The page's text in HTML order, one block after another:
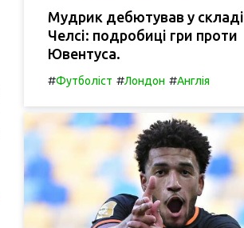
Мудрик дебютував у складі
Челсі: подробиці гри проти
Ювентуса.
#Футболіст #Лондон #Англія